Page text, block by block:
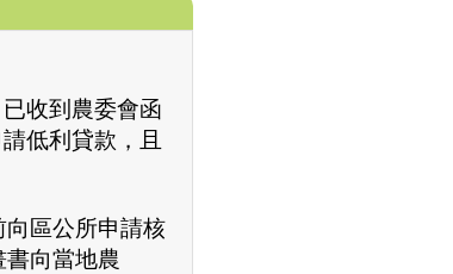
收到農委會函
低利貸款，且
區公所申請核
向當地農